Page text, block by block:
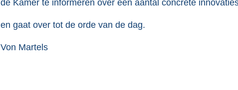
de Kamer te informeren over een aantal concrete
en gaat over tot de orde van de dag.
Von Martels